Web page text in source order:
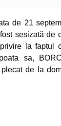
de 21
sesizată de
la faptul
sa,
de la